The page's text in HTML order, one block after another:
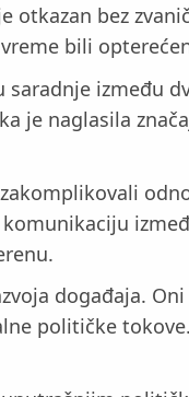
bez
bili
između
je naglasila
događaja.
političke